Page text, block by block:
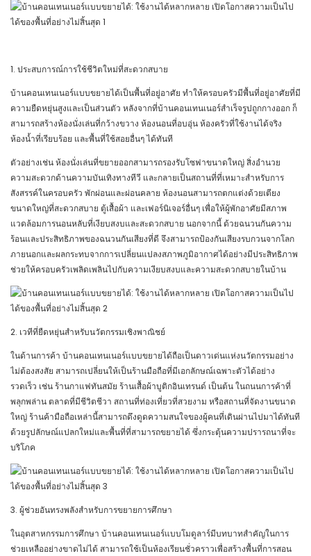
1. ประสบการณ์การใช้ชีวิตใหม่ที่สะดวกสบาย
บ้านคอนเทนเนอร์แบบขยายได้เป็นพื้นที่อยู่อาศัย ทำให้ครอบครัวมีพื้นที่อยู่อาศัยที่มี
ความยืดหยุ่นสูงและเป็นส่วนตัว หลังจากที่บ้านคอนเทนเนอร์สำเร็จรูปถูกกางออก ก็
สามารถสร้างห้องนั่งเล่นที่กว้างขวาง ห้องนอนที่อบอุ่น ห้องครัวที่ใช้งานได้จริง
ห้องน้ำที่เรียบร้อย และพื้นที่ใช้สอยอื่นๆ ได้ทันที
ตัวอย่างเช่น ห้องนั่งเล่นที่ขยายออกสามารถรองรับโซฟาขนาดใหญ่ สิ่งอำนวย
ความสะดวกด้านความบันเทิงทางทีวี และกลายเป็นสถานที่ที่เหมาะสำหรับการ
สังสรรค์ในครอบครัว พักผ่อนและผ่อนคลาย ห้องนอนสามารถตกแต่งด้วยเตียง
ขนาดใหญ่ที่สะดวกสบาย ตู้เสื้อผ้า และเฟอร์นิเจอร์อื่นๆ เพื่อให้ผู้พักอาศัยมีสภาพ
แวดล้อมการนอนหลับที่เงียบสงบและสะดวกสบาย นอกจากนี้ ด้วยฉนวนกันความ
ร้อนและประสิทธิภาพของฉนวนกันเสียงที่ดี จึงสามารถป้องกันเสียงรบกวนจากโลก
ภายนอกและผลกระทบจากการเปลี่ยนแปลงสภาพภูมิอากาศได้อย่างมีประสิทธิภาพ
ช่วยให้ครอบครัวเพลิดเพลินไปกับความเงียบสงบและความสะดวกสบายในบ้าน
2. เวทีที่ยืดหยุ่นสำหรับนวัตกรรมเชิงพาณิชย์
ในด้านการค้า บ้านคอนเทนเนอร์แบบขยายได้ถือเป็นดาวเด่นแห่งนวัตกรรมอย่าง
ไม่ต้องสงสัย สามารถเปลี่ยนให้เป็นร้านมือถือที่มีเอกลักษณ์เฉพาะตัวได้อย่าง
รวดเร็ว เช่น ร้านกาแฟทันสมัย ​​ร้านเสื้อผ้าบูติกอินเทรนด์ เป็นต้น ในถนนการค้าที่
พลุกพล่าน ตลาดที่มีชีวิตชีวา สถานที่ท่องเที่ยวที่สวยงาม หรือสถานที่จัดงานขนาด
ใหญ่ ร้านค้ามือถือเหล่านี้สามารถดึงดูดความสนใจของผู้คนที่เดินผ่านไปมาได้ทันที
ด้วยรูปลักษณ์แปลกใหม่และพื้นที่ที่สามารถขยายได้ ซึ่งกระตุ้นความปรารถนาที่จะ
บริโภค
3. ผู้ช่วยอันทรงพลังสำหรับการขยายการศึกษา
ในอุตสาหกรรมการศึกษา บ้านคอนเทนเนอร์แบบโมดูลาร์มีบทบาทสำคัญในการ
ช่วยเหลืออย่างขาดไม่ได้ สามารถใช้เป็นห้องเรียนชั่วคราวเพื่อสร้างพื้นที่การสอน